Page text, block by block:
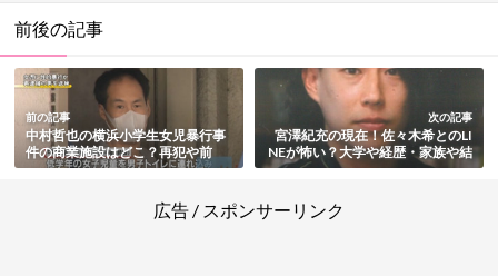
前後の記事
前の記事
中村哲也の横浜小学生女児暴行事
件の商業施設はどこ？再犯や前
科・経歴と家族や結婚・現在もま
次の記事
宮澤紀充の現在！佐々木希とのLI
NEが怖い？大学や経歴・家族や結
婚・金銭トラブルまとめ【ジュエ
広告 / スポンサーリンク